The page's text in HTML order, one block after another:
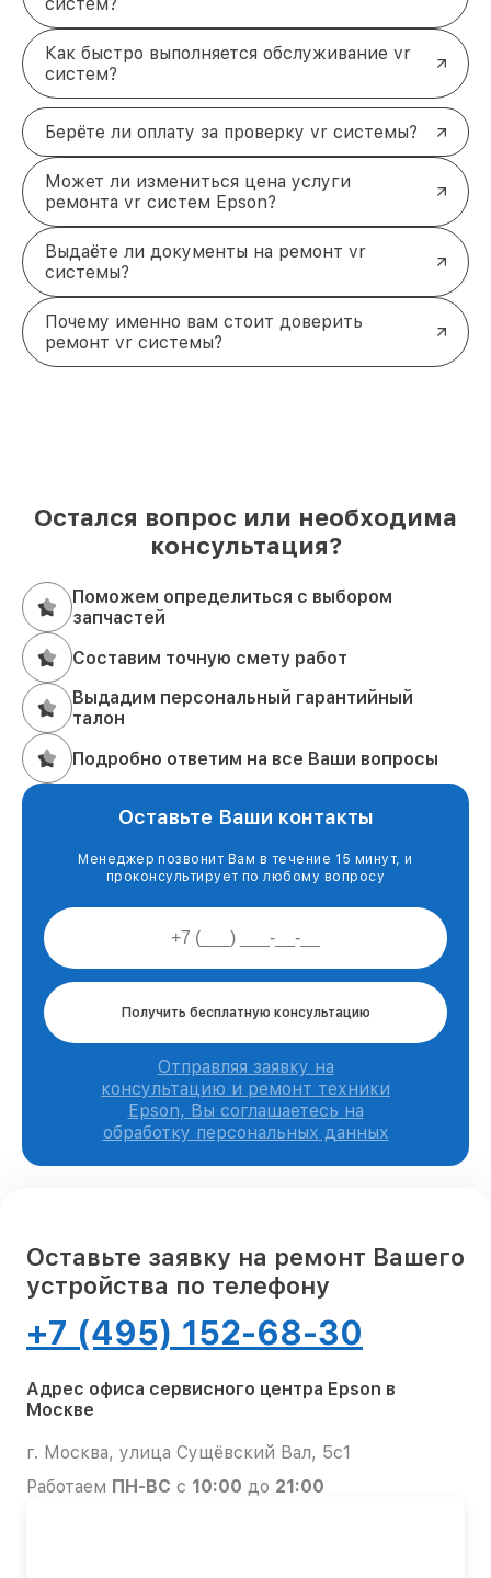
отношение к вашему устройству. Чтобы начать
обслуживание, свяжитесь с нами по телефону или
посетите наш офис. Не упустите возможность
вернуть своей VR системе идеальную
работоспособность!
Контакты:+7 (495) 152-68-30, улица Сущёвский
Вал, 5с1
Как быстро выполняется обслуживание vr
систем?
Берёте ли оплату за проверку vr системы?
Может ли измениться цена услуги
ремонта vr систем Epson?
Выдаёте ли документы на ремонт vr
системы?
Почему именно вам стоит доверить
ремонт vr системы?
Остался вопрос или необходима
консультация?
Поможем определиться с выбором
запчастей
Составим точную смету работ
Выдадим персональный гарантийный
талон
Подробно ответим на все Ваши вопросы
Оставьте Ваши контакты
Менеджер позвонит Вам в течение 15 минут, и
проконсультирует по любому вопросу
Получить бесплатную консультацию
Отправляя заявку на
консультацию и ремонт техники
Epson, Вы соглашаетесь на
обработку персональных данных
Оставьте заявку на ремонт Вашего
устройства по телефону
+7 (495) 152-68-30
Адрес офиса сервисного центра Epson в
Москве
г. Москва, улица Сущёвский Вал, 5с1
Работаем ПН-ВС с 10:00 до 21:00